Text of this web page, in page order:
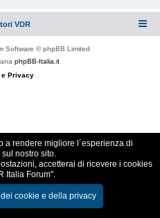
VDR
Software © phpBB Limited
phpBB-Italia.it
e Privacy
a rendere migliore l´esperienza di
nostro sito.
accetterai di ricevere i cookies
Italia Forum".
cookie e della privacy